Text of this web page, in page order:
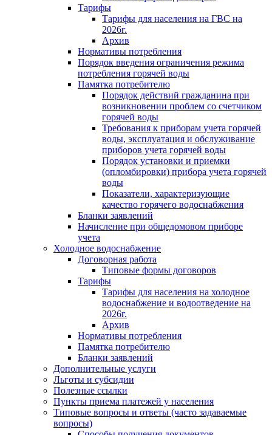
Тарифы
Тарифы для населения на ГВС на
2026г.
Архив
Нормативы потребления
Порядок введения ограничения режима
потребления горячей воды
Памятка потребителю
Порядок действий гражданина при
возникновении проблем со счетчиком
горячей воды
Требования к приборам учета горячей
воды, эксплуатация и обслуживание
приборов учета горячей воды
Порядок установки и приемки
(опломбировки) прибора учета горячей
воды
Показатели, характеризующие
качество горячего водоснабжения
Бланки заявлений
Начисление при общедомовом приборе
учета
Холодное водоснабжение
Договорная работа
Типовые формы договоров
Тарифы
Тарифы для населения на холодное
водоснабжение и водоотведение на
2026г.
Архив
Нормативы потребления
Памятка потребителю
Бланки заявлений
Дополнительные услуги
Льготы и субсидии
Полезные ссылки
Пункты приема платежей у населения
Типовые вопросы и ответы (часто задаваемые
вопросы)